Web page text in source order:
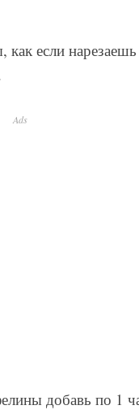
как если
Ads
добавь по 1